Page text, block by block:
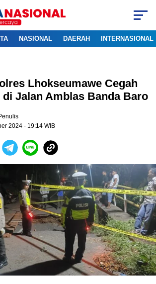
NASIONAL DAERAH INTERNASIONAL
Lhokseumawe Cegah
di Jalan Amblas Banda Baro
2024 - 19:14 WIB